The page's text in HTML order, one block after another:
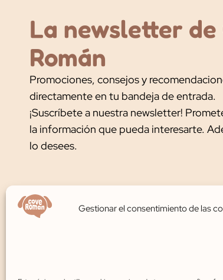
Gestionar el consentimiento de las
La newsletter de
Román
Promociones, consejos y
directamente en tu bandeja de entrada.
¡Suscríbete a nuestra newsletter!
la información que pueda interesarte.
lo desees.